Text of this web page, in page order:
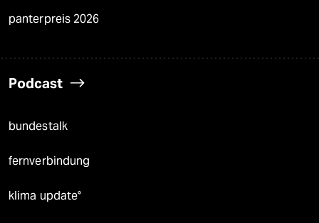
panterpreis 2026
Podcast
bundestalk
fernverbindung
klima update°